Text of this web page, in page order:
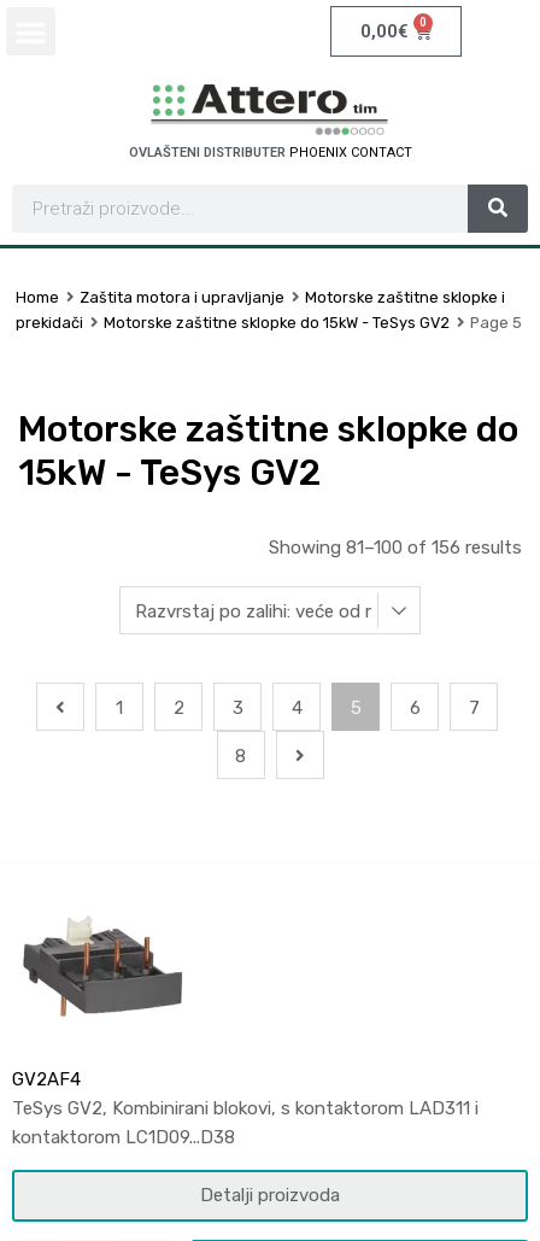
0,00€ 0
OVLAŠTENI DISTRIBUTER PHOENIX CONTACT
Home Zaštita motora i upravljanje
Motorske zaštitne sklopke i
prekidači
Motorske zaštitne sklopke do 15kW - TeSys GV2 Page 5
Motorske zaštitne sklopke do
15kW - TeSys GV2
Showing 81–100 of 156 results
1 2 3 4 5 6 7
8
GV2AF4
TeSys GV2, Kombinirani blokovi, s kontaktorom LAD311 i
kontaktorom LC1D09...D38
Detalji proizvoda